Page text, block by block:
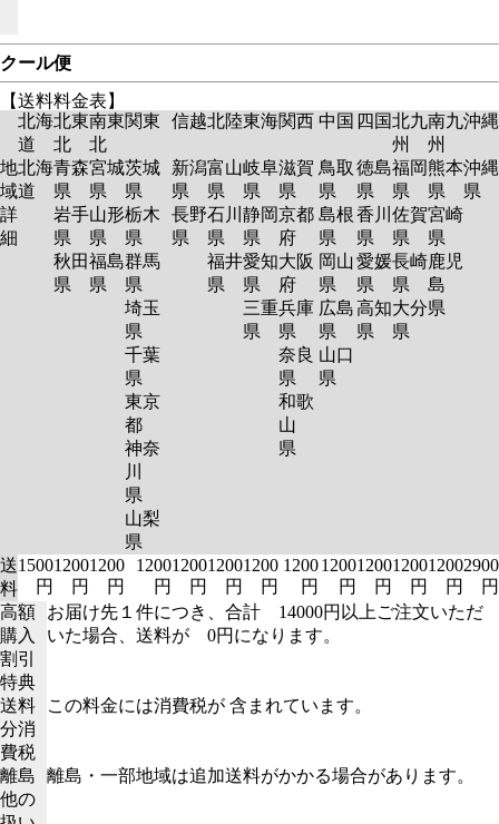
クール便
【送料料金表】
北海
道
北東
北
南東
北
関東 信越北陸東海関西 中国 四国北九
州
南九
州
沖縄
地
域
詳
細
北海
道
青森
県
岩手
県
秋田
県
宮城
県
山形
県
福島
県
茨城
県
栃木
県
群馬
県
埼玉
県
千葉
県
東京
都
神奈
川
県
山梨
県
新潟
県
長野
県
富山
県
石川
県
福井
県
岐阜
県
静岡
県
愛知
県
三重
県
滋賀
県
京都
府
大阪
府
兵庫
県
奈良
県
和歌
山
県
鳥取
県
島根
県
岡山
県
広島
県
山口
県
徳島
県
香川
県
愛媛
県
高知
県
福岡
県
佐賀
県
長崎
県
大分
県
熊本
県
宮崎
県
鹿児
島
県
沖縄
県
送
料
1500
円
1200
円
1200
円
1200
円
1200
円
1200
円
1200
円
1200
円
1200
円
1200
円
1200
円
1200
円
2900
円
高額
購入
割引
特典
お届け先１件につき、合計 14000円以上ご注文いただ
いた場合、送料が 0円になります。
送料
分消
費税
この料金には消費税が 含まれています。
離島
他の
離島・一部地域は追加送料がかかる場合があります。